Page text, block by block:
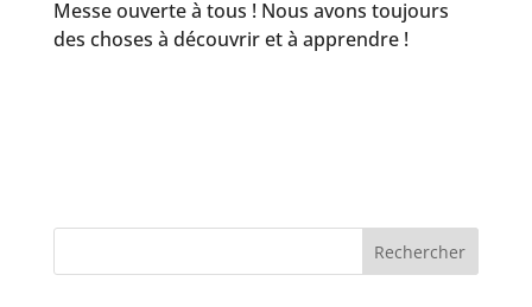
Messe ouverte à tous ! Nous avons toujours
des choses à découvrir et à apprendre !